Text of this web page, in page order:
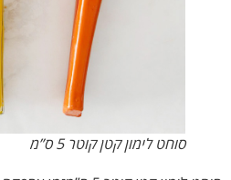
סוחט לימון קטן קוטר 5 ס”מ